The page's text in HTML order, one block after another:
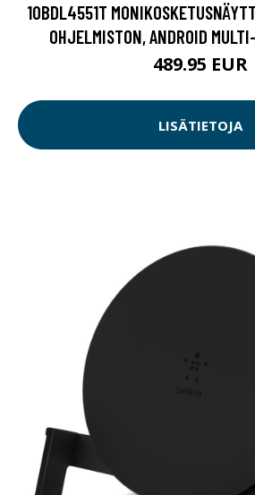
10BDL4551T
OHJELMISTON, ANDROID
489.95 EUR
LISÄTIETOJA